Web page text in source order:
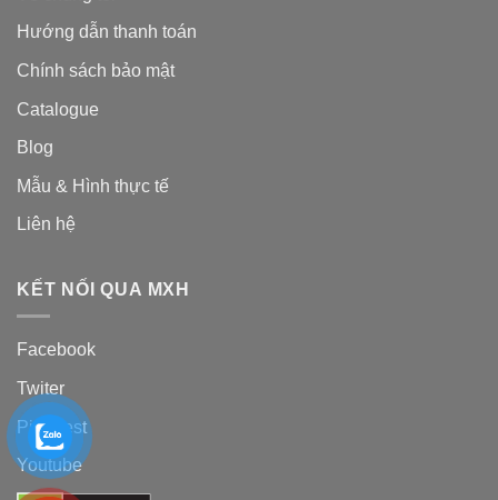
Hướng dẫn thanh toán
Chính sách bảo mật
Catalogue
Blog
Mẫu & Hình thực tế
Liên hệ
KẾT NỐI QUA MXH
Facebook
Twiter
Pinterest
Youtube